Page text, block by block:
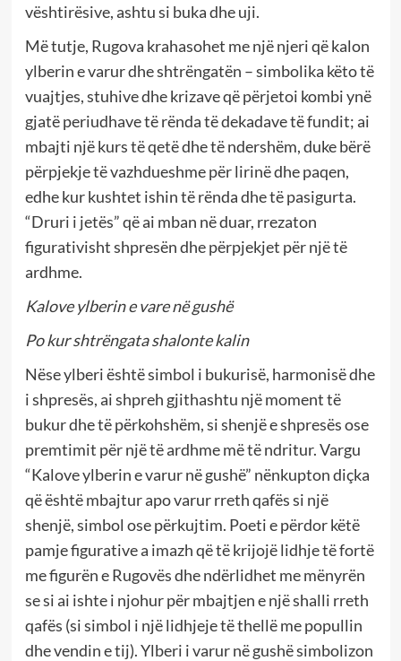
vështirësive, ashtu si buka dhe uji.
Më tutje, Rugova krahasohet me një njeri që kalon
ylberin e varur dhe shtrëngatën – simbolika këto të
vuajtjes, stuhive dhe krizave që përjetoi kombi ynë
gjatë periudhave të rënda të dekadave të fundit; ai
mbajti një kurs të qetë dhe të ndershëm, duke bërë
përpjekje të vazhdueshme për lirinë dhe paqen,
edhe kur kushtet ishin të rënda dhe të pasigurta.
“Druri i jetës” që ai mban në duar, rrezaton
figurativisht shpresën dhe përpjekjet për një të
ardhme.
Kalove ylberin e vare në gushë
Po kur shtrëngata shalonte kalin
Nëse ylberi është simbol i bukurisë, harmonisë dhe
i shpresës, ai shpreh gjithashtu një moment të
bukur dhe të përkohshëm, si shenjë e shpresës ose
premtimit për një të ardhme më të ndritur. Vargu
“Kalove ylberin e varur në gushë” nënkupton diçka
që është mbajtur apo varur rreth qafës si një
shenjë, simbol ose përkujtim. Poeti e përdor këtë
pamje figurative a imazh që të krijojë lidhje të fortë
me figurën e Rugovës dhe ndërlidhet me mënyrën
se si ai ishte i njohur për mbajtjen e një shalli rreth
qafës (si simbol i një lidhjeje të thellë me popullin
dhe vendin e tij). Ylberi i varur në gushë simbolizon